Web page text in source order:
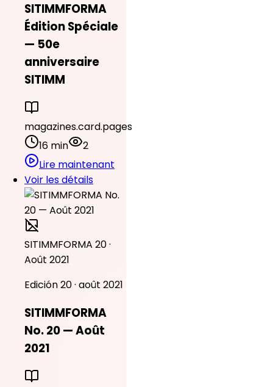
SITIMMFORMA
Édition Spéciale
— 50e
anniversaire
SITIMM
magazines.card.pages
16 min
2
Lire maintenant
Voir les détails
SITIMMFORMA 20 ·
Août 2021
Edición 20 · août 2021
SITIMMFORMA
No. 20 — Août
2021